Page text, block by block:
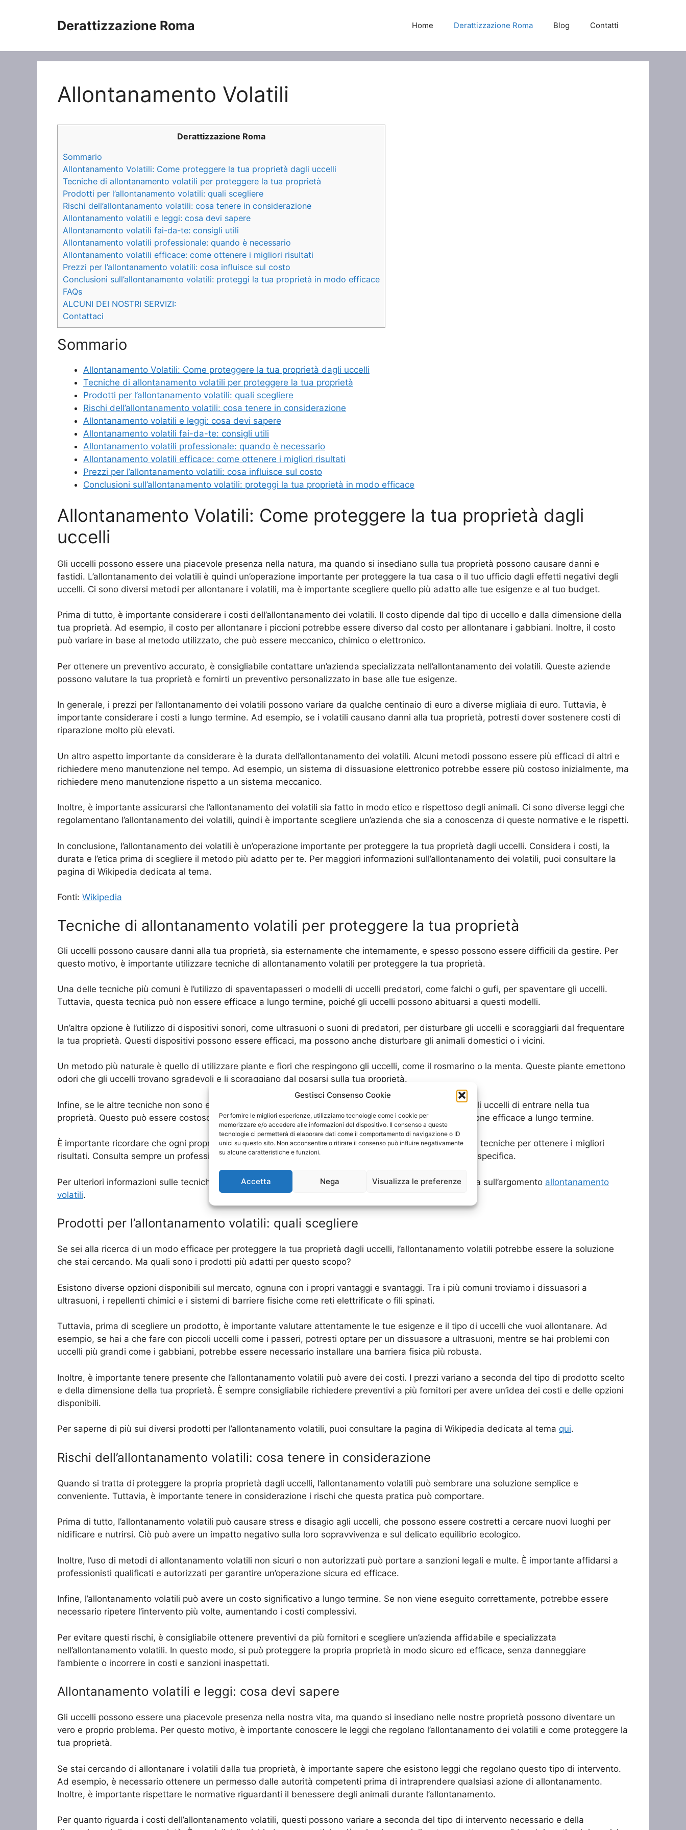
Gestisci Consenso Cookie
Per fornire le migliori esperienze, utilizziamo tecnologie come i cookie per
memorizzare e/o accedere alle informazioni del dispositivo. Il consenso a queste
tecnologie ci permetterà di elaborare dati come il comportamento di navigazione o ID
unici su questo sito. Non acconsentire o ritirare il consenso può influire negativamente
su alcune caratteristiche e funzioni.
Accetta Nega Visualizza le preferenze
Derattizzazione Roma Home Derattizzazione Roma Blog Contatti
Allontanamento Volatili
Derattizzazione Roma
Sommario
Allontanamento Volatili: Come proteggere la tua proprietà dagli uccelli
Tecniche di allontanamento volatili per proteggere la tua proprietà
Prodotti per l’allontanamento volatili: quali scegliere
Rischi dell’allontanamento volatili: cosa tenere in considerazione
Allontanamento volatili e leggi: cosa devi sapere
Allontanamento volatili fai-da-te: consigli utili
Allontanamento volatili professionale: quando è necessario
Allontanamento volatili efficace: come ottenere i migliori risultati
Prezzi per l’allontanamento volatili: cosa influisce sul costo
Conclusioni sull’allontanamento volatili: proteggi la tua proprietà in modo efficace
FAQs
ALCUNI DEI NOSTRI SERVIZI:
Contattaci
Sommario
Allontanamento Volatili: Come proteggere la tua proprietà dagli uccelli
Tecniche di allontanamento volatili per proteggere la tua proprietà
Prodotti per l’allontanamento volatili: quali scegliere
Rischi dell’allontanamento volatili: cosa tenere in considerazione
Allontanamento volatili e leggi: cosa devi sapere
Allontanamento volatili fai-da-te: consigli utili
Allontanamento volatili professionale: quando è necessario
Allontanamento volatili efficace: come ottenere i migliori risultati
Prezzi per l’allontanamento volatili: cosa influisce sul costo
Conclusioni sull’allontanamento volatili: proteggi la tua proprietà in modo efficace
Allontanamento Volatili: Come proteggere la tua proprietà dagli
uccelli
Gli uccelli possono essere una piacevole presenza nella natura, ma quando si insediano sulla tua proprietà possono causare danni e
fastidi. L’allontanamento dei volatili è quindi un’operazione importante per proteggere la tua casa o il tuo ufficio dagli effetti negativi degli
uccelli. Ci sono diversi metodi per allontanare i volatili, ma è importante scegliere quello più adatto alle tue esigenze e al tuo budget.
Prima di tutto, è importante considerare i costi dell’allontanamento dei volatili. Il costo dipende dal tipo di uccello e dalla dimensione della
tua proprietà. Ad esempio, il costo per allontanare i piccioni potrebbe essere diverso dal costo per allontanare i gabbiani. Inoltre, il costo
può variare in base al metodo utilizzato, che può essere meccanico, chimico o elettronico.
Per ottenere un preventivo accurato, è consigliabile contattare un’azienda specializzata nell’allontanamento dei volatili. Queste aziende
possono valutare la tua proprietà e fornirti un preventivo personalizzato in base alle tue esigenze.
In generale, i prezzi per l’allontanamento dei volatili possono variare da qualche centinaio di euro a diverse migliaia di euro. Tuttavia, è
importante considerare i costi a lungo termine. Ad esempio, se i volatili causano danni alla tua proprietà, potresti dover sostenere costi di
riparazione molto più elevati.
Un altro aspetto importante da considerare è la durata dell’allontanamento dei volatili. Alcuni metodi possono essere più efficaci di altri e
richiedere meno manutenzione nel tempo. Ad esempio, un sistema di dissuasione elettronico potrebbe essere più costoso inizialmente, ma
richiedere meno manutenzione rispetto a un sistema meccanico.
Inoltre, è importante assicurarsi che l’allontanamento dei volatili sia fatto in modo etico e rispettoso degli animali. Ci sono diverse leggi che
regolamentano l’allontanamento dei volatili, quindi è importante scegliere un’azienda che sia a conoscenza di queste normative e le rispetti.
In conclusione, l’allontanamento dei volatili è un’operazione importante per proteggere la tua proprietà dagli uccelli. Considera i costi, la
durata e l’etica prima di scegliere il metodo più adatto per te. Per maggiori informazioni sull’allontanamento dei volatili, puoi consultare la
pagina di Wikipedia dedicata al tema.
Fonti: Wikipedia
Tecniche di allontanamento volatili per proteggere la tua proprietà
Gli uccelli possono causare danni alla tua proprietà, sia esternamente che internamente, e spesso possono essere difficili da gestire. Per
questo motivo, è importante utilizzare tecniche di allontanamento volatili per proteggere la tua proprietà.
Una delle tecniche più comuni è l’utilizzo di spaventapasseri o modelli di uccelli predatori, come falchi o gufi, per spaventare gli uccelli.
Tuttavia, questa tecnica può non essere efficace a lungo termine, poiché gli uccelli possono abituarsi a questi modelli.
Un’altra opzione è l’utilizzo di dispositivi sonori, come ultrasuoni o suoni di predatori, per disturbare gli uccelli e scoraggiarli dal frequentare
la tua proprietà. Questi dispositivi possono essere efficaci, ma possono anche disturbare gli animali domestici o i vicini.
Un metodo più naturale è quello di utilizzare piante e fiori che respingono gli uccelli, come il rosmarino o la menta. Queste piante emettono
odori che gli uccelli trovano sgradevoli e li scoraggiano dal posarsi sulla tua proprietà.
Infine, se le altre tecniche non sono efficaci, è possibile utilizzare reti o barriere fisiche per impedire agli uccelli di entrare nella tua
proprietà. Questo può essere costoso e richiedere una certa manutenzione, ma può essere una soluzione efficace a lungo termine.
È importante ricordare che ogni proprietà è diversa e potrebbe richiedere una combinazione di diverse tecniche per ottenere i migliori
risultati. Consulta sempre un professionista per determinare la soluzione migliore per la tua situazione specifica.
Per ulteriori informazioni sulle tecniche di allontanamento volatili, puoi consultare la pagina di Wikipedia sull’argomento allontanamento
volatili.
Prodotti per l’allontanamento volatili: quali scegliere
Se sei alla ricerca di un modo efficace per proteggere la tua proprietà dagli uccelli, l’allontanamento volatili potrebbe essere la soluzione
che stai cercando. Ma quali sono i prodotti più adatti per questo scopo?
Esistono diverse opzioni disponibili sul mercato, ognuna con i propri vantaggi e svantaggi. Tra i più comuni troviamo i dissuasori a
ultrasuoni, i repellenti chimici e i sistemi di barriere fisiche come reti elettrificate o fili spinati.
Tuttavia, prima di scegliere un prodotto, è importante valutare attentamente le tue esigenze e il tipo di uccelli che vuoi allontanare. Ad
esempio, se hai a che fare con piccoli uccelli come i passeri, potresti optare per un dissuasore a ultrasuoni, mentre se hai problemi con
uccelli più grandi come i gabbiani, potrebbe essere necessario installare una barriera fisica più robusta.
Inoltre, è importante tenere presente che l’allontanamento volatili può avere dei costi. I prezzi variano a seconda del tipo di prodotto scelto
e della dimensione della tua proprietà. È sempre consigliabile richiedere preventivi a più fornitori per avere un’idea dei costi e delle opzioni
disponibili.
Per saperne di più sui diversi prodotti per l’allontanamento volatili, puoi consultare la pagina di Wikipedia dedicata al tema qui.
Rischi dell’allontanamento volatili: cosa tenere in considerazione
Quando si tratta di proteggere la propria proprietà dagli uccelli, l’allontanamento volatili può sembrare una soluzione semplice e
conveniente. Tuttavia, è importante tenere in considerazione i rischi che questa pratica può comportare.
Prima di tutto, l’allontanamento volatili può causare stress e disagio agli uccelli, che possono essere costretti a cercare nuovi luoghi per
nidificare e nutrirsi. Ciò può avere un impatto negativo sulla loro sopravvivenza e sul delicato equilibrio ecologico.
Inoltre, l’uso di metodi di allontanamento volatili non sicuri o non autorizzati può portare a sanzioni legali e multe. È importante affidarsi a
professionisti qualificati e autorizzati per garantire un’operazione sicura ed efficace.
Infine, l’allontanamento volatili può avere un costo significativo a lungo termine. Se non viene eseguito correttamente, potrebbe essere
necessario ripetere l’intervento più volte, aumentando i costi complessivi.
Per evitare questi rischi, è consigliabile ottenere preventivi da più fornitori e scegliere un’azienda affidabile e specializzata
nell’allontanamento volatili. In questo modo, si può proteggere la propria proprietà in modo sicuro ed efficace, senza danneggiare
l’ambiente o incorrere in costi e sanzioni inaspettati.
Allontanamento volatili e leggi: cosa devi sapere
Gli uccelli possono essere una piacevole presenza nella nostra vita, ma quando si insediano nelle nostre proprietà possono diventare un
vero e proprio problema. Per questo motivo, è importante conoscere le leggi che regolano l’allontanamento dei volatili e come proteggere la
tua proprietà.
Se stai cercando di allontanare i volatili dalla tua proprietà, è importante sapere che esistono leggi che regolano questo tipo di intervento.
Ad esempio, è necessario ottenere un permesso dalle autorità competenti prima di intraprendere qualsiasi azione di allontanamento.
Inoltre, è importante rispettare le normative riguardanti il benessere degli animali durante l’allontanamento.
Per quanto riguarda i costi dell’allontanamento volatili, questi possono variare a seconda del tipo di intervento necessario e della